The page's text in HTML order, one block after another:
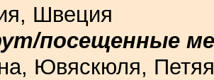
Швеция
посещенные
Ювяскюля,